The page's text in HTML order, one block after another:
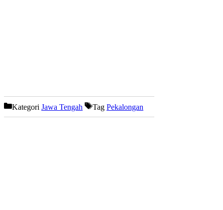
Kategori Jawa Tengah Tag Pekalongan